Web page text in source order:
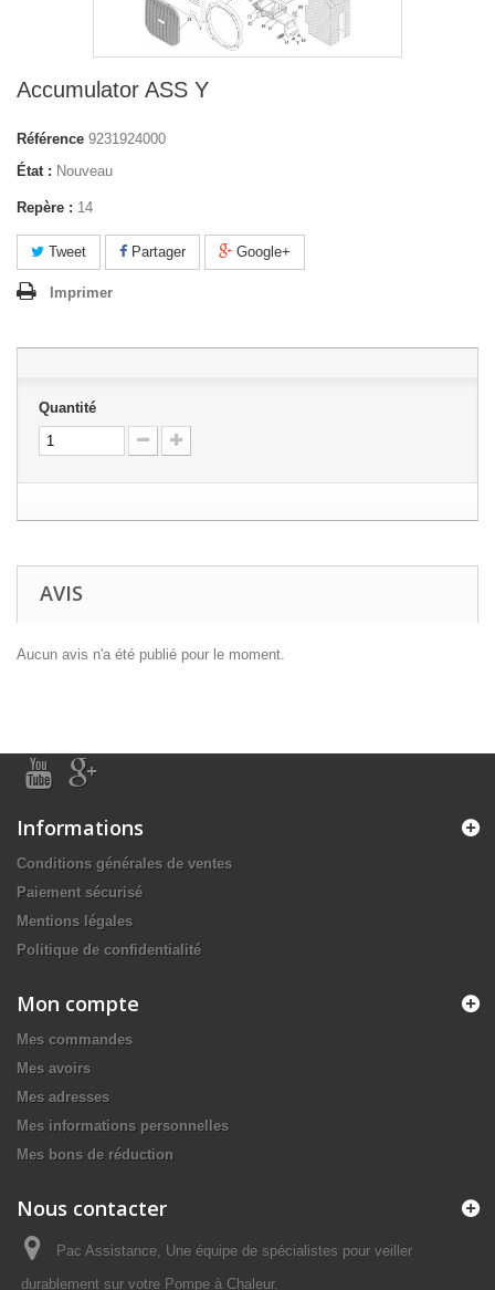
Accumulator ASS Y
Référence 9231924000
État : Nouveau
Repère : 14
Tweet Partager Google+
Imprimer
Quantité
AVIS
Aucun avis n'a été publié pour le moment.
Informations
Conditions générales de ventes
Paiement sécurisé
Mentions légales
Politique de confidentialité
Mon compte
Mes commandes
Mes avoirs
Mes adresses
Mes informations personnelles
Mes bons de réduction
Nous contacter
Pac Assistance, Une équipe de spécialistes pour veiller
durablement sur votre Pompe à Chaleur.